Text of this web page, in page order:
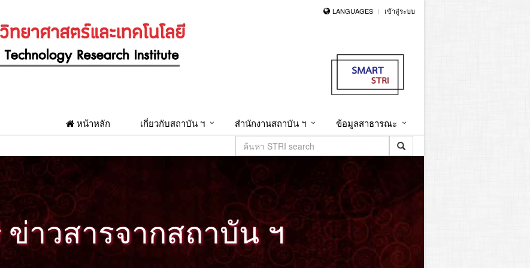
LANGUAGES เข้าสู่ระบบ
หน้าหลัก เกี่ยวกับสถาบัน ฯ สำนักงานสถาบัน ฯ ข้อมูลสาธารณะ
ข่าวสารจากสถาบัน ฯ